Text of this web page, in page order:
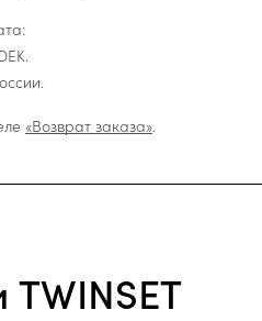
«Возврат заказа».